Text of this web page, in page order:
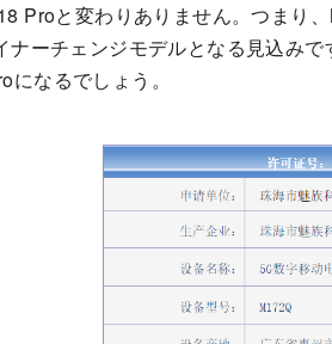
Proと変わりありません。つまり
ーチェンジモデルとなる見込み
なるでしょう。